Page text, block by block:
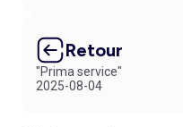
Retour
"Prima service"
2025-08-04